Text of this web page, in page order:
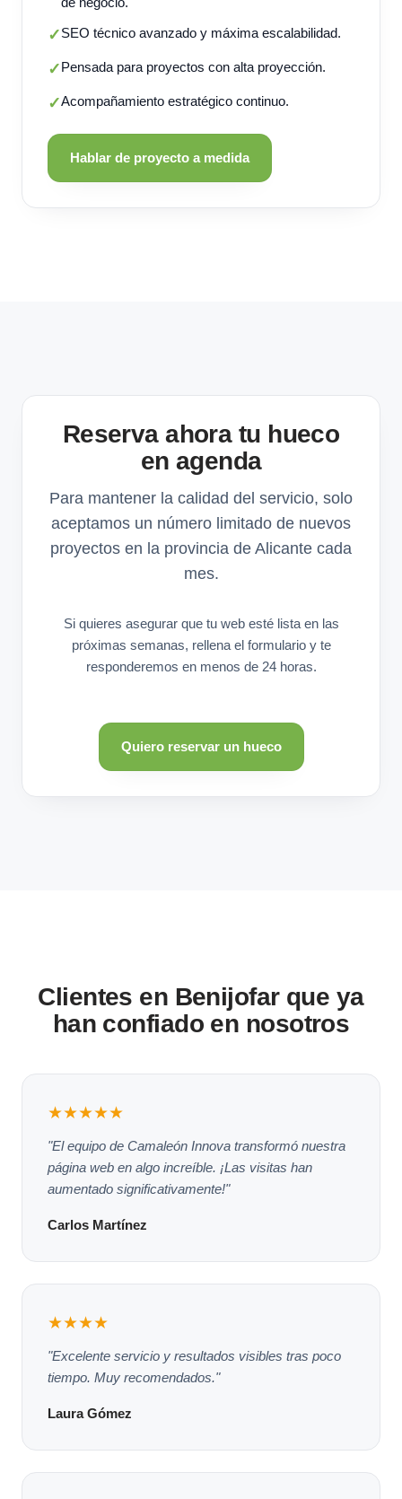
✓SEO técnico avanzado y máxima escalabilidad.
✓Pensada para proyectos con alta proyección.
✓Acompañamiento estratégico continuo.
Hablar de proyecto a medida
Reserva ahora tu hueco
en agenda
Para mantener la calidad del servicio, solo
aceptamos un número limitado de nuevos
proyectos en la provincia de Alicante cada
mes.
Si quieres asegurar que tu web esté lista en las
próximas semanas, rellena el formulario y te
responderemos en menos de 24 horas.
Quiero reservar un hueco
Clientes en Benijofar que ya
han confiado en nosotros
★★★★★
"El equipo de Camaleón Innova transformó nuestra
página web en algo increíble. ¡Las visitas han
aumentado significativamente!"
Carlos Martínez
★★★★
"Excelente servicio y resultados visibles tras poco
tiempo. Muy recomendados."
Laura Gómez